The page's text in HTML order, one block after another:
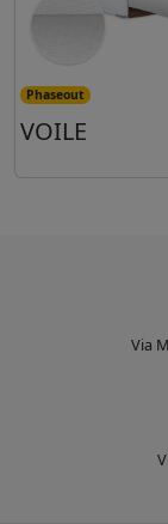
Phaseout
VOILE
Via